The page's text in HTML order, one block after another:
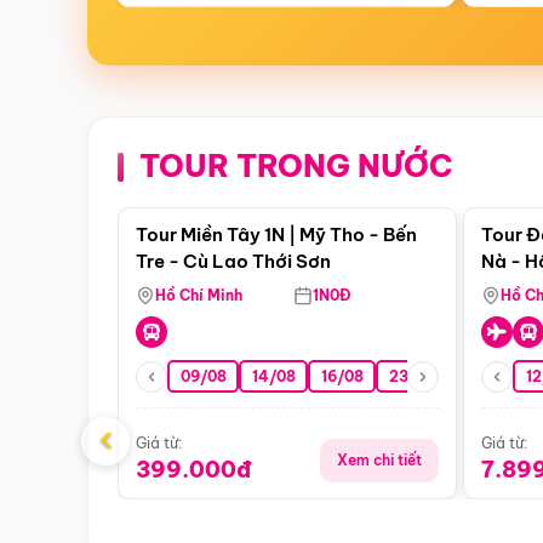
TOUR TRONG NƯỚC
Điểm nổi bật
Tour Miền Tây 1N | Mỹ Tho - Bến
Tre - Cù Lao Thới Sơn
Hồ Chí Minh 1N0Đ
09/08 14/08 16/08 23/08 30/08
Giá từ:
399.000đ Xem chi tiết
Tour
Nà -
Nha
Hồ
Giá từ:
‹